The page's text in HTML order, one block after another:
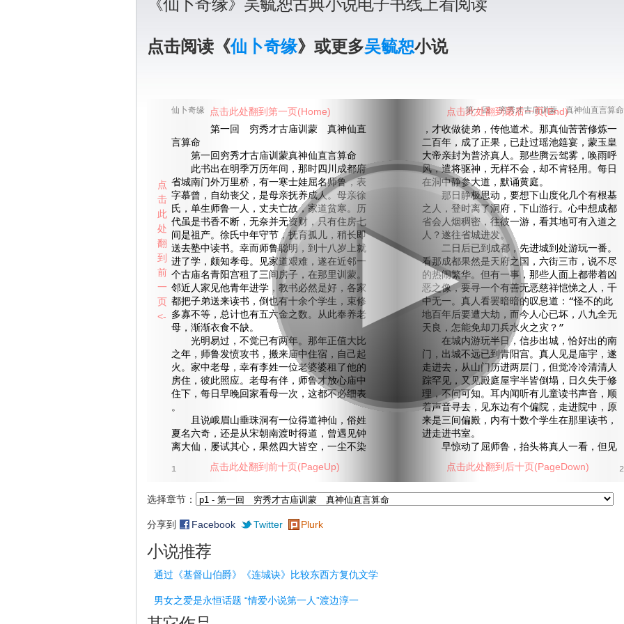
《仙卜奇缘》吴毓恕古典小说电子书线上看阅读
点击阅读《仙卜奇缘》或更多吴毓恕小说
仙卜奇缘 第一回 穷秀才古庙训蒙 真神仙直言算命
第一回 穷秀才古庙训蒙 真神仙直
言算命
第一回穷秀才古庙训蒙真神仙直言算命
此书出在明季万历年间，那时四川成都府
省城南门外万里桥，有一寒士娃屈名师鲁，表
字慕曾，自幼丧父，是母亲抚养成人。母亲徐
氏，单生师鲁一人，丈夫亡故，家道贫寒。历
代虽是书香不断，无奈并无资财，只有住房七
间是祖产。徐氏中年守节，抚育孤儿，稍长即
送去塾中读书。幸而师鲁聪明，到十八岁上就
进了学，颇知孝母。见家道艰难，遂在近邻一
个古庙名青阳宫租了三间房子，在那里训蒙。
邻近人家见他青年进学，教书必然是好，各家
都把子弟送来读书，倒也有十余个学生，束修
多寡不等，总计也有五六金之数。从此奉养老
母，渐渐衣食不缺。
光明易过，不觉已有两年。那年正值大比
之年，师鲁发愤攻书，搬来庙中住宿，自己起
火。家中老母，幸有李姓一位老婆婆租了他的
房住，彼此照应。老母有伴，师鲁才放心庙中
住下，每日早晚回家看母一次，这都不必细表
。
且说峨眉山垂珠洞有一位得道神仙，俗姓
夏名六奇，还是从宋朝南渡时得道，曾遇见钟
离大仙，屡试其心，果然四大皆空，一尘不染
，才收做徒弟，传他道术。那真仙苦苦修炼一
二百年，成了正果，已赴过瑶池筵宴，蒙玉皇
大帝亲封为普济真人。那些腾云驾雾，唤雨呼
风，遣将驱神，无样不会，却不肯轻用。每日
在洞中静参大道，默诵黄庭。
那日静极思动，要想下山度化几个有根基
之人，登时离了洞府，下山游行。心中想成都
省会人烟稠密，往彼一游，看其地可有入道之
人？遂往省城进发。
二日后已到成都，先进城到处游玩一番。
看那成都果然是天府之国，六街三市，说不尽
的热闹繁华。但有一事，那些人面上都带着凶
恶之像，要寻一个有善无恶慈祥恺悌之人，千
中无一。真人看罢暗暗的叹息道：“怪不的此
地百年后要遭大劫，而今人心已坏，八九全无
天良，怎能免却刀兵水火之灾？”
在城内游玩半日，信步出城，恰好出的南
门，出城不远已到青阳宫。真人见是庙宇，遂
走进去，从山门历进两层门，但觉冷冷清清人
踪罕见，又见殿庭屋宇半皆倒塌，日久失于修
理，不问可知。耳内闻听有儿童读书声音，顺
着声音寻去，见东边有个偏院，走进院中，原
来是三间偏殿，内有十数个学生在那里读书，
进走进书室。
早惊动了屈师鲁，抬头将真人一看，但见
1 2
选择章节：
分享到 Facebook Twitter Plurk
点击此处翻到第一页(Home) 点击此处翻到最后一页(End)
点击此处翻到前十页(PageUp) 点击此处翻到后十页(PageDown)
点
击
此
处
翻
到
前
一
页
<-
小说推荐
通过《基督山伯爵》《连城诀》比较东西方复仇文学
男女之爱是永恒话题 “情爱小说第一人”渡边淳一